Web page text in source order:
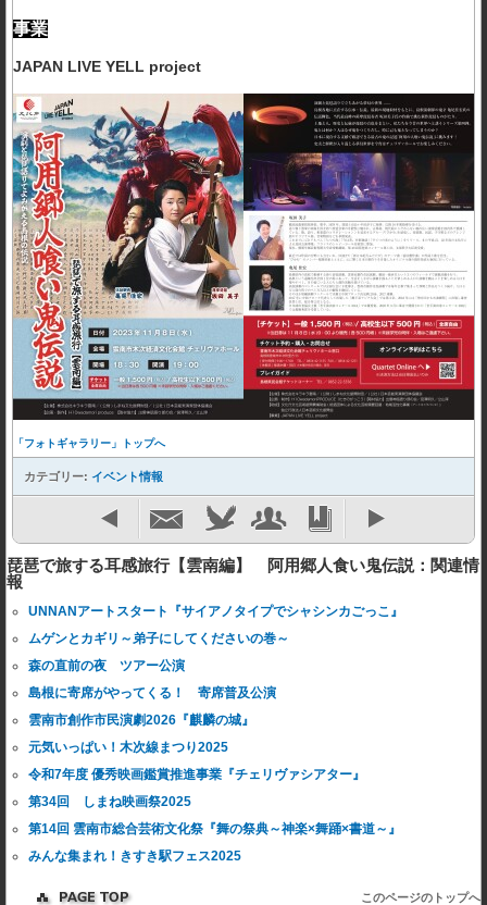
事業
JAPAN LIVE YELL project
「フォトギャラリー」トップへ
カテゴリー: イベント情報
琵琶で旅する耳感旅行【雲南編】 阿用郷人食い鬼伝説：関連情
報
UNNANアートスタート『サイアノタイプでシャシンカごっこ』
ムゲンとカギリ～弟子にしてくださいの巻～
森の直前の夜 ツアー公演
島根に寄席がやってくる！ 寄席普及公演
雲南市創作市民演劇2026『麒麟の城』
元気いっぱい！木次線まつり2025
令和7年度 優秀映画鑑賞推進事業『チェリヴァシアター』
第34回 しまね映画祭2025
第14回 雲南市総合芸術文化祭『舞の祭典～神楽×舞踊×書道～』
みんな集まれ！きすき駅フェス2025
このページのトップへ